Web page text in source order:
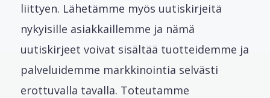
liittyen. Lähetämme myös uutiskirjeitä
nykyisille asiakkaillemme ja nämä
uutiskirjeet voivat sisältää tuotteidemme ja
palveluidemme markkinointia selvästi
erottuvalla tavalla. Toteutamme